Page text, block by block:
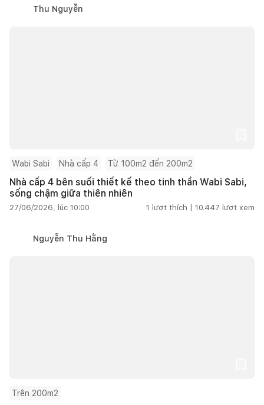
Thu Nguyễn
Wabi Sabi Nhà cấp 4 Từ 100m2 đến 200m2
Nhà cấp 4 bên suối thiết kế theo tinh thần Wabi Sabi,
sống chậm giữa thiên nhiên
27/06/2026, lúc 10:00 1 lượt thích | 10.447 lượt xem
Nguyễn Thu Hằng
Trên 200m2